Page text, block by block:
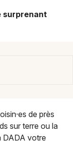
surprenant
de près
sur terre ou la
DADA votre